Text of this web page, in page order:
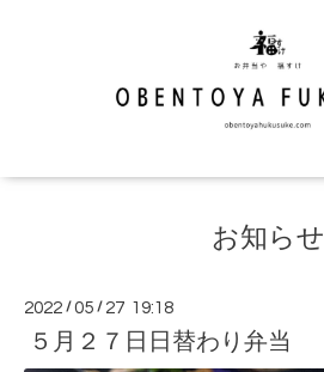
お知らせ
2022 /05 / 27 19:18
５月２７日日替わり弁当